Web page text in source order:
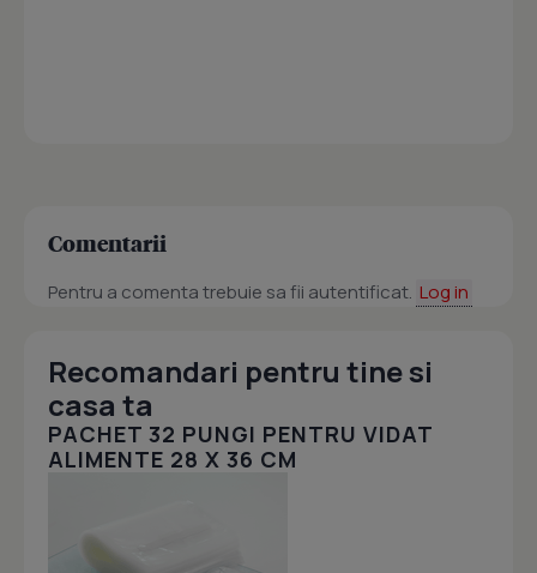
Comentarii
Pentru a comenta trebuie sa fii autentificat. Log in
Recomandari pentru tine si
casa ta
PACHET 32 PUNGI PENTRU VIDAT
ALIMENTE 28 X 36 CM